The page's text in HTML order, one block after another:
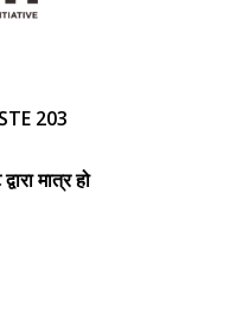
203
मात्र हो